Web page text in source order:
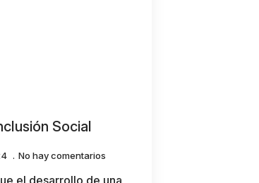
Social
No hay comentarios